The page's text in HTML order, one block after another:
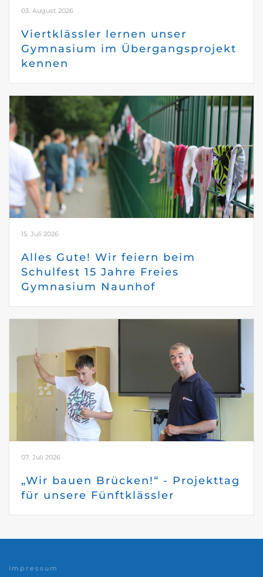
03. August 2026
Viertklässler lernen unser
Gymnasium im Übergangsprojekt
kennen
15. Juli 2026
Alles Gute! Wir feiern beim
Schulfest 15 Jahre Freies
Gymnasium Naunhof
07. Juli 2026
„Wir bauen Brücken!“ - Projekttag
für unsere Fünftklässler
Impressum